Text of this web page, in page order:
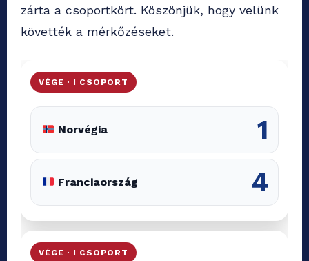
zárta a csoportkört. Köszönjük, hogy velünk
követték a mérkőzéseket.
VÉGE · I CSOPORT
Norvégia 1
Franciaország 4
VÉGE · I CSOPORT